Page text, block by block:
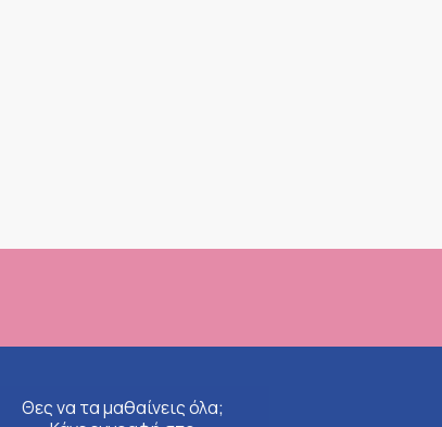
Θες να τα μαθαίνεις όλα;